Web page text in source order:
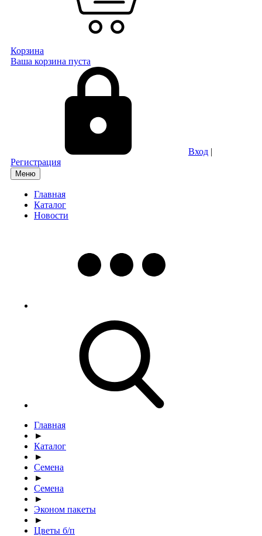
Корзина
Ваша корзина пуста
Вход |
Регистрация
Меню
Главная
Каталог
Новости
Главная
►
Каталог
►
Семена
►
Семена
►
Эконом пакеты
►
Цветы б/п